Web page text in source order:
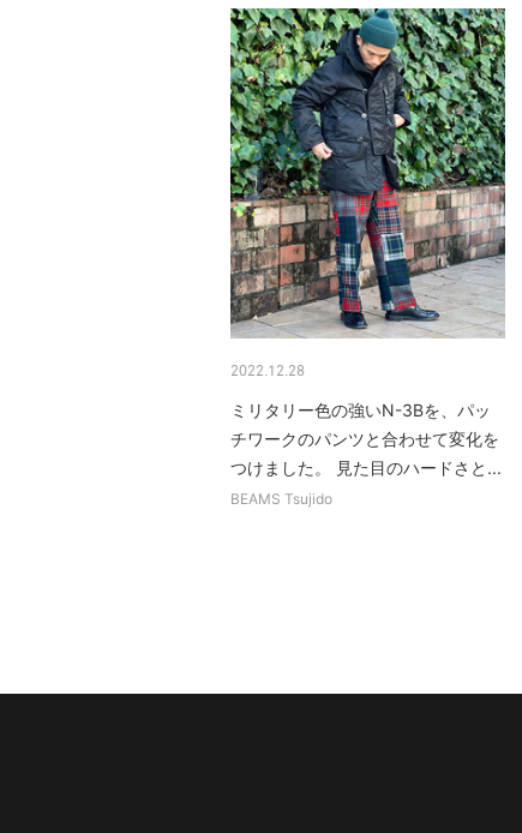
2022.12.28
ミリタリー色の強いN-3Bを、パッ
チワークのパンツと合わせて変化を
つけました。 見た目のハードさと...
BEAMS Tsujido